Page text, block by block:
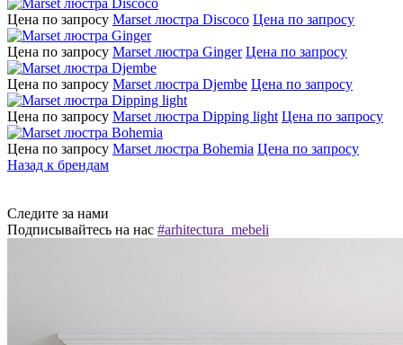
Цена по запросу Marset люстра Discoco Цена по запросу
Цена по запросу Marset люстра Ginger Цена по запросу
Цена по запросу Marset люстра Djembe Цена по запросу
Цена по запросу Marset люстра Dipping light Цена по запросу
Цена по запросу Marset люстра Bohemia Цена по запросу
Назад к брендам
Следите за нами
Подписывайтесь на нас #arhitectura_mebeli